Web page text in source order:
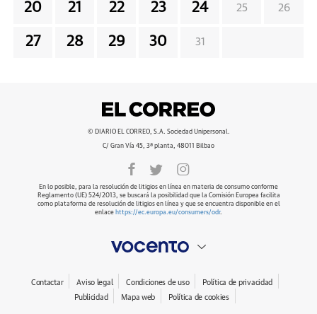
20 21 22 23 24 25 26
27 28 29 30 31
© DIARIO EL CORREO, S.A. Sociedad Unipersonal.
C/ Gran Vía 45, 3ª planta, 48011 Bilbao
En lo posible, para la resolución de litigios en línea en materia de consumo conforme
Reglamento (UE) 524/2013, se buscará la posibilidad que la Comisión Europea facilita
como plataforma de resolución de litigios en línea y que se encuentra disponible en el
enlace https://ec.europa.eu/consumers/odr.
Contactar Aviso legal Condiciones de uso
Política de privacidad
Publicidad
Mapa web Política de cookies